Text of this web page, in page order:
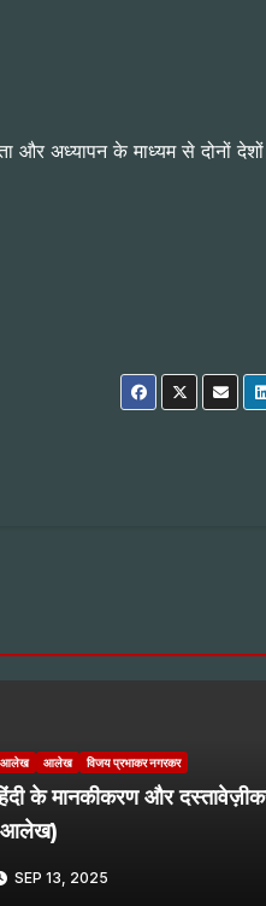
और अध्यापन के माध्यम से दोनों
आलेख आलेख विजय प्रभाकर नगरकर
के मानकीकरण और
SEP 13, 2025